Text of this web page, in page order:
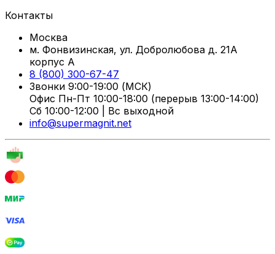
Контакты
Москва
м. Фонвизинская, ул. Добролюбова д. 21А
корпус А
8 (800) 300-67-47
Звонки 9:00-19:00 (МСК)
Офис Пн-Пт 10:00-18:00 (перерыв 13:00-14:00)
Сб 10:00-12:00 | Вс выходной
info@supermagnit.net